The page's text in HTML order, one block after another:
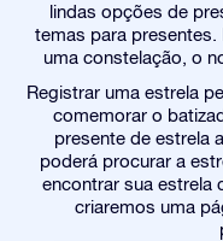
lindas opções de
temas para presentes.
uma constelação, o
Registrar uma estrela
comemorar o
presente de estrela
poderá procurar a
encontrar sua estrela
criaremos uma